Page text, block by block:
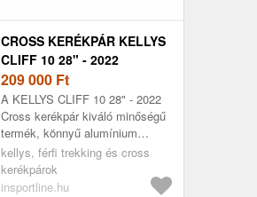
CROSS KERÉKPÁR KELLYS
CLIFF 10 28" - 2022
209 000 Ft
A KELLYS CLIFF 10 28" - 2022
Cross kerékpár kiváló minőségű
termék, könnyű alumínium
vázzal KELLYS Crosslite 6061
ötvözetből és
csúcsfelszereltségg...
kellys, férfi trekking és cross
kerékpárok
insportline.hu